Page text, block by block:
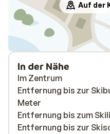
Auf der
In der Nähe
Im Zentrum
Entfernung bis zur
Meter
Entfernung bis zum
Entfernung bis zur